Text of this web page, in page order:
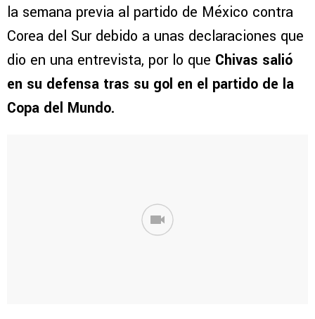
la semana previa al partido de México contra
Corea del Sur debido a unas declaraciones que
dio en una entrevista, por lo que Chivas salió
en su defensa tras su gol en el partido de la
Copa del Mundo.